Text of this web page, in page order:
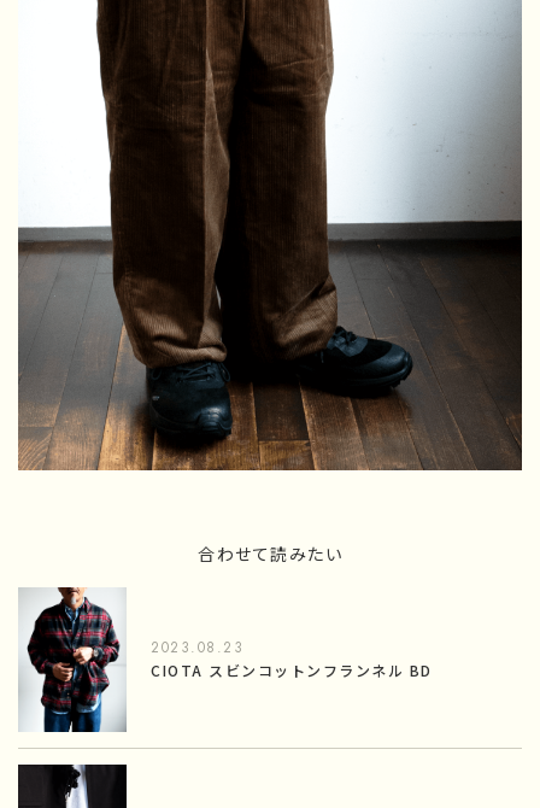
合わせて読みたい
2023.08.23
CIOTA スビンコットンフランネル BD